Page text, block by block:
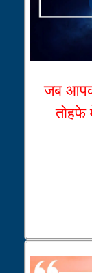
जब
तोहफे